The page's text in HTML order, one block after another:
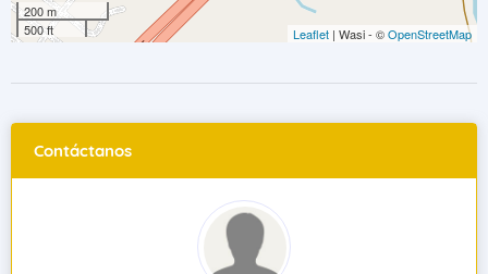
200 m
500 ft
Leaflet | Wasi - ©OpenStreetMap
Contáctanos